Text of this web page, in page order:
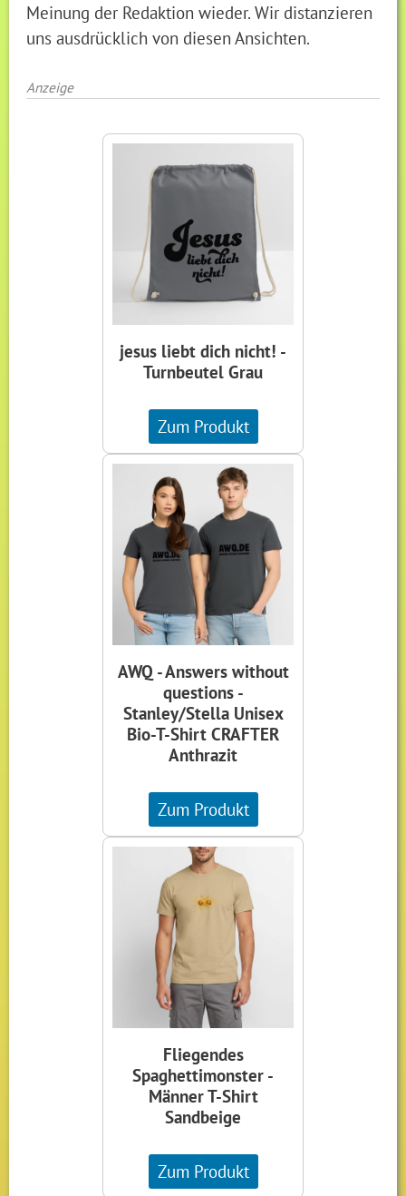
Meinung der Redaktion wieder. Wir distanzieren
uns ausdrücklich von diesen Ansichten.
Anzeige
jesus liebt dich nicht! -
Turnbeutel Grau
Zum Produkt
AWQ - Answers without
questions -
Stanley/Stella Unisex
Bio-T-Shirt CRAFTER
Anthrazit
Zum Produkt
Fliegendes
Spaghettimonster -
Männer T-Shirt
Sandbeige
Zum Produkt